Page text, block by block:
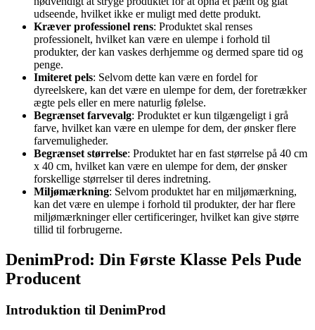
udseende, hvilket ikke er muligt med dette produkt.
Kræver professionel rens: Produktet skal renses
professionelt, hvilket kan være en ulempe i forhold til
produkter, der kan vaskes derhjemme og dermed spare tid og
penge.
Imiteret pels: Selvom dette kan være en fordel for
dyreelskere, kan det være en ulempe for dem, der foretrækker
ægte pels eller en mere naturlig følelse.
Begrænset farvevalg: Produktet er kun tilgængeligt i grå
farve, hvilket kan være en ulempe for dem, der ønsker flere
farvemuligheder.
Begrænset størrelse: Produktet har en fast størrelse på 40 cm
x 40 cm, hvilket kan være en ulempe for dem, der ønsker
forskellige størrelser til deres indretning.
Miljømærkning: Selvom produktet har en miljømærkning,
kan det være en ulempe i forhold til produkter, der har flere
miljømærkninger eller certificeringer, hvilket kan give større
tillid til forbrugerne.
DenimProd: Din Første Klasse Pels Pude
Producent
Introduktion til DenimProd